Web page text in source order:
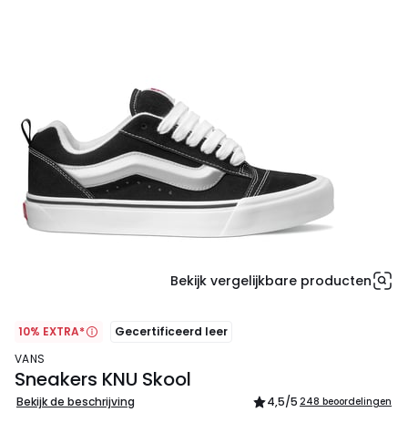
Bekijk vergelijkbare producten
10% EXTRA*
Gecertificeerd leer
VANS
Sneakers KNU Skool
Bekijk de beschrijving 4,5/5 248 beoordelingen